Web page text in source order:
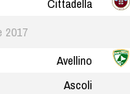
Cittadella
2017
Avellino
Ascoli